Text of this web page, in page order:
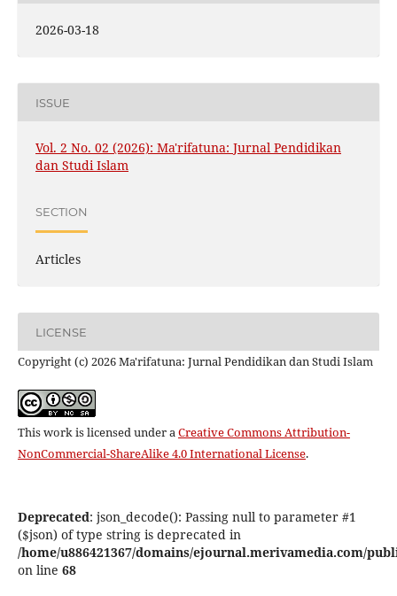
2026-03-18
ISSUE
Vol. 2 No. 02 (2026): Ma'rifatuna: Jurnal Pendidikan
dan Studi Islam
SECTION
Articles
LICENSE
Copyright (c) 2026 Ma'rifatuna: Jurnal Pendidikan dan Studi Islam
This work is licensed under aCreative Commons Attribution-
NonCommercial-ShareAlike 4.0 International License.
Deprecated: json_decode(): Passing null to parameter #1
($json) of type string is deprecated in
/home/u886421367/domains/ejournal.merivamedia.com/
on line 68